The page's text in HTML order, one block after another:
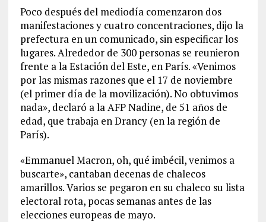
Poco después del mediodía comenzaron dos
manifestaciones y cuatro concentraciones, dijo la
prefectura en un comunicado, sin especificar los
lugares. Alrededor de 300 personas se reunieron
frente a la Estación del Este, en París. «Venimos
por las mismas razones que el 17 de noviembre
(el primer día de la movilización). No obtuvimos
nada», declaró a la AFP Nadine, de 51 años de
edad, que trabaja en Drancy (en la región de
París).
«Emmanuel Macron, oh, qué imbécil, venimos a
buscarte», cantaban decenas de chalecos
amarillos. Varios se pegaron en su chaleco su lista
electoral rota, pocas semanas antes de las
elecciones europeas de mayo.